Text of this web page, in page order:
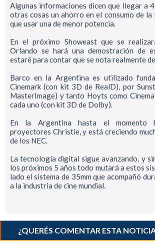
Algunas informaciones dicen que llegar a
otras cosas un ahorro en el consumo de
que usar una de menor potencia.
En el próximo Showeast que se
Orlando se hará una demostración de
estaré para contar que se nota realmente
Barco en la Argentina es utilizado
Cinemark (con kit 3D de RealD), por
MasterImage) y tanto Hoyts como
cada uno (con kit 3D de Dolby).
En la Argentina hasta el momento
proyectores Christie, y está creciendo
de los NEC.
La tecnología digital sigue avanzando, y
los próximos 5 años todo mutará a estos
lado el sistema de 35mm que acompañó
a la industria de cine mundial.
¿QUERÉS COMENTAR ESTA